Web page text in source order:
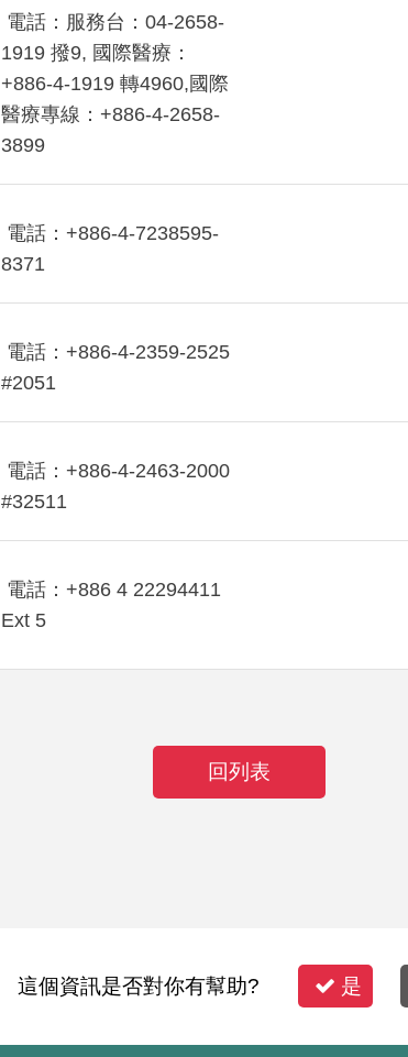
電話：服務台：04-2658-
1919 撥9, 國際醫療：
+886-4-1919 轉4960,國際
醫療專線：+886-4-2658-
3899
電話：+886-4-7238595-
8371
電話：+886-4-2359-2525
#2051
電話：+886-4-2463-2000
#32511
電話：+886 4 22294411
Ext 5
回列表
這個資訊是否對你有幫助? 是